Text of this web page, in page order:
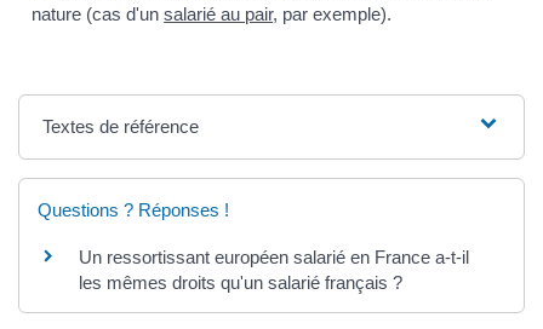
nature (cas d'unsalarié au pair, par exemple).
Textes de référence
Questions ? Réponses !
Un ressortissant européen salarié en France a-t-il
les mêmes droits qu'un salarié français ?